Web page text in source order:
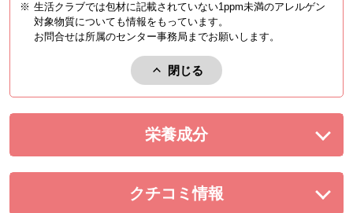
※ 生活クラブでは包材に記載されていない1ppm未満のアレルゲン
対象物質についても情報をもっています。
お問合せは所属のセンター事務局までお願いします。
閉じる
アレルゲンを閉じる。
栄養成分を展開する。
クチコミ情報
を展開する。